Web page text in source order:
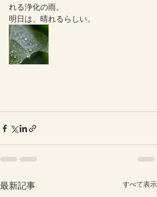
れる浄化の雨。
明日は、晴れるらしい。
最新記事 すべて表示